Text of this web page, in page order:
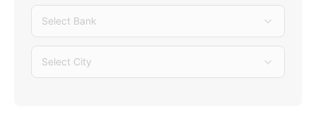
Select Bank
Select City